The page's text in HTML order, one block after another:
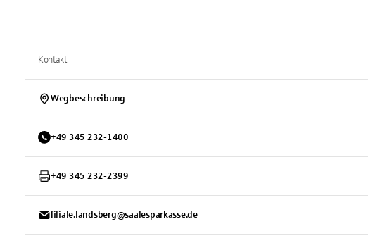
Kontakt
Wegbeschreibung
+49 345 232-1400
+49 345 232-2399
filiale.landsberg@saalesparkasse.de